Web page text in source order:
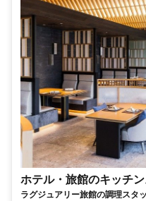
ホテル・旅館のキッチ
ラグジュアリー旅館の調理スタ